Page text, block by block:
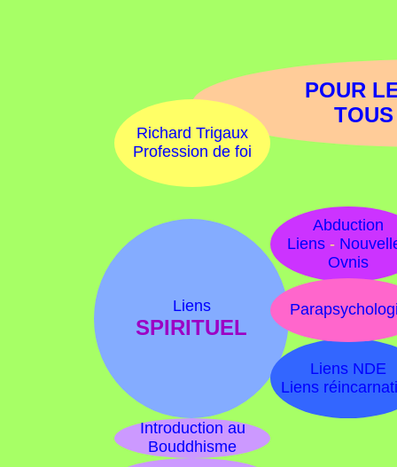
Richard Trigaux
Profession de foi
POUR
Liens
SPIRITUEL
Liens NDE
Liens
Abduction
Liens-
Ovnis
Introduction au
Bouddhisme